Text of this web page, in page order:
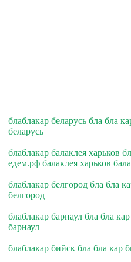
блаблакар беларусь бла бла
беларусь
блаблакар балаклея харьков
едем.рф балаклея харьков
блаблакар белгород бла бла
белгород
блаблакар барнаул бла бла
барнаул
блаблакар бийск бла бла кар